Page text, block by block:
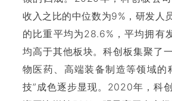
收入之比的中位数为9%，研发人
的比重平均为28.6%，平均拥有
均高于其他板块。科创板集聚了
物医药、高端装备制造等领域的
技”成色逐步显现。2020年，科